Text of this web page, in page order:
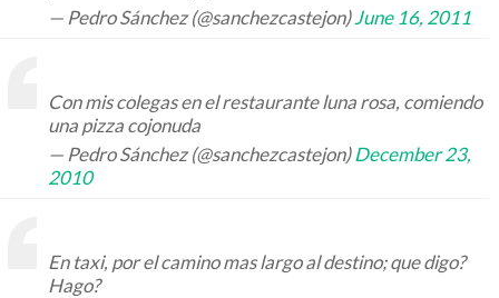
— Pedro Sánchez (@sanchezcastejon) June 16, 2011
Con mis colegas en el restaurante luna rosa, comiendo
una pizza cojonuda
— Pedro Sánchez (@sanchezcastejon) December 23,
2010
En taxi, por el camino mas largo al destino; que digo?
Hago?